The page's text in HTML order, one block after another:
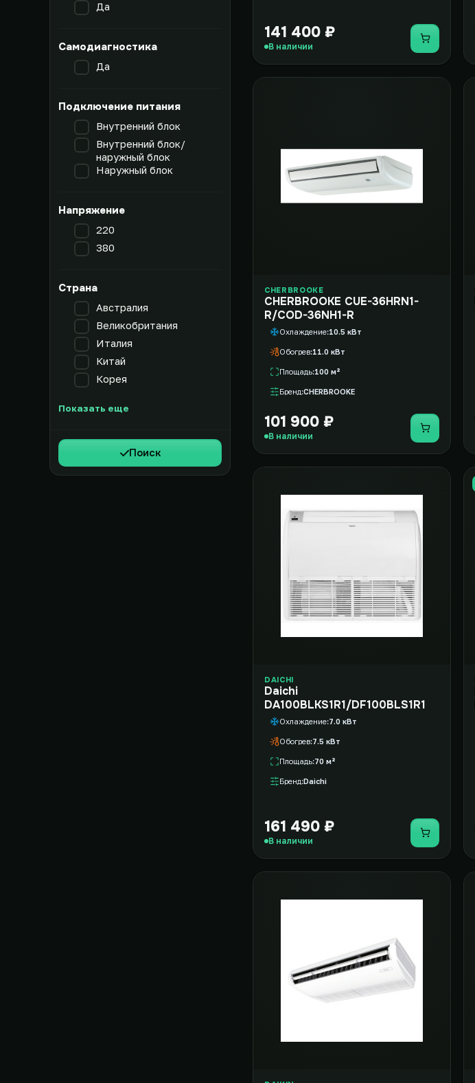
Да
Самодиагностика
Да
Подключение питания
Внутренний блок
Внутренний блок/
наружный блок
Наружный блок
Напряжение
220
380
Страна
Австралия
Великобритания
Италия
Китай
Корея
Показать еще
Поиск
141 400 ₽
В наличии Купить
CHERBROOKE
CHERBROOKE CUE-36HRN1-
R/COD-36NH1-R
Охлаждение 10.5 кВт
Обогрев 11.0 кВт
Площадь 100 м²
Бренд CHERBROOKE
101 900 ₽
В наличии Купить
DAICHI
Daichi
DA100BLKS1R1/DF100BLS1R1
Охлаждение 7.0 кВт
Обогрев 7.5 кВт
Площадь 70 м²
Бренд Daichi
161 490 ₽
В наличии Купить